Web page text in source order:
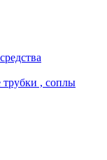
трубки , соплы